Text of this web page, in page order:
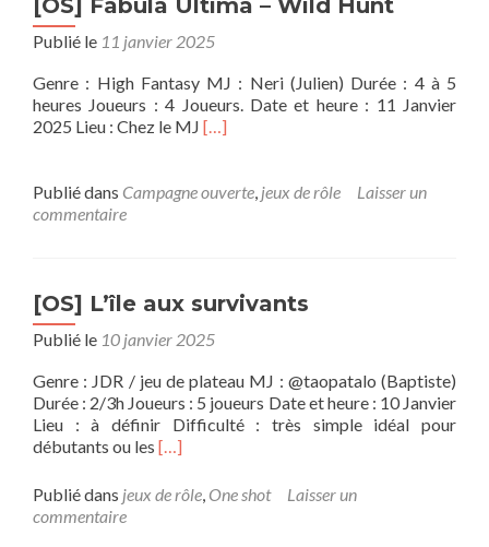
[OS] Fabula Ultima – Wild Hunt
Publié le 11 janvier 2025
Genre : High Fantasy MJ : Neri (Julien) Durée : 4 à 5
heures Joueurs : 4 Joueurs. Date et heure : 11 Janvier
2025 Lieu : Chez le MJ En
sur[OS]
Hunt
[…]
Publié dans Campagne ouverte, jeux de rôle
Laisser un
commentaire
[OS] L’île aux survivants
Publié le 10 janvier 2025
Genre : JDR / jeu de plateau MJ : @taopatalo (Baptiste)
Durée : 2/3h Joueurs : 5 joueurs Date et heure : 10 Janvier
Lieu : à définir Difficulté : très simple idéal pour
débutants ou les En
plus
sur[OS]
[…]
Publié dans jeux de rôle, One shot
Laisser un
commentaire